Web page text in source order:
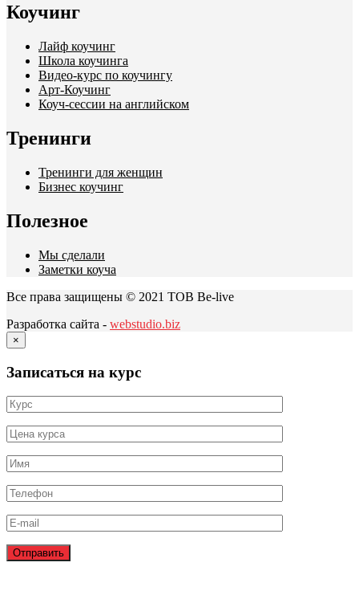
Коучинг
Лайф коучинг
Школа коучинга
Видео-курс по коучингу
Арт-Коучинг
Коуч-сессии на английском
Тренинги
Тренинги для женщин
Бизнес коучинг
Полезное
Мы сделали
Заметки коуча
Все права защищены © 2021 ТОВ Be-live
Разработка сайта - webstudio.biz
×
Записаться на курс